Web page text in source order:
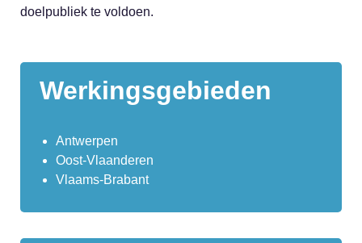
doelpubliek te voldoen.
Werkingsgebieden
Antwerpen
Oost-Vlaanderen
Vlaams-Brabant